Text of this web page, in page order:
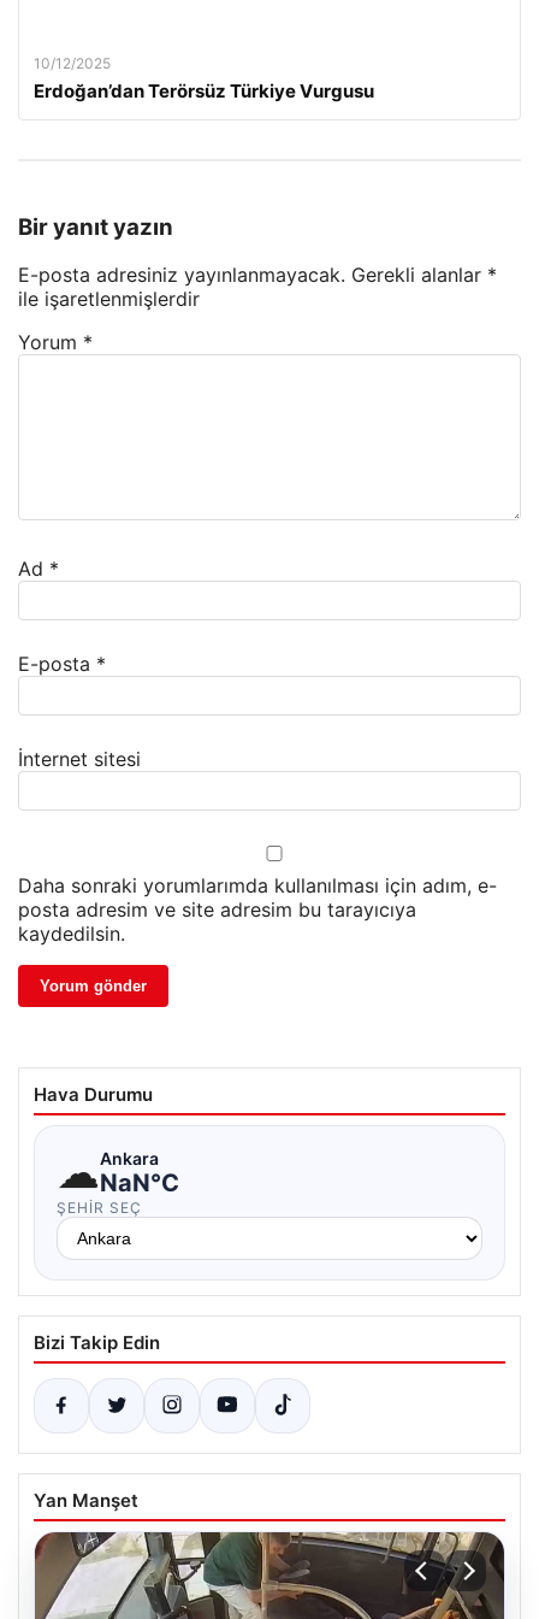
10/12/2025
Erdoğan’dan Terörsüz Türkiye Vurgusu
Bir yanıt yazın
E-posta adresiniz yayınlanmayacak. Gerekli alanlar *
ile işaretlenmişlerdir
Yorum *
Ad *
E-posta *
İnternet sitesi
Daha sonraki yorumlarımda kullanılması için adım, e-
posta adresim ve site adresim bu tarayıcıya
kaydedilsin.
Hava Durumu
☁Ankara
NaN°C
ŞEHIR SEÇ
Bizi Takip Edin
Yan Manşet